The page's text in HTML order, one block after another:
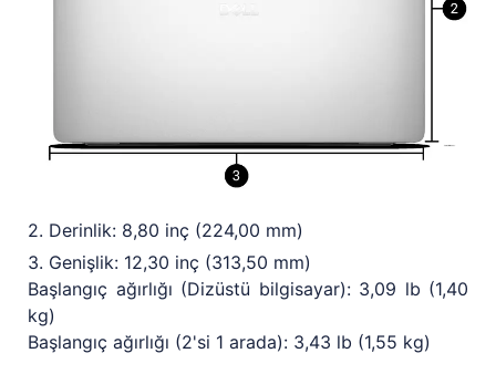
2. Derinlik: 8,80 inç (224,00 mm)
3. Genişlik: 12,30 inç (313,50 mm)
Başlangıç ağırlığı (Dizüstü bilgisayar): 3,09 lb (1,40
kg)
Başlangıç ağırlığı (2'si 1 arada): 3,43 lb (1,55 kg)